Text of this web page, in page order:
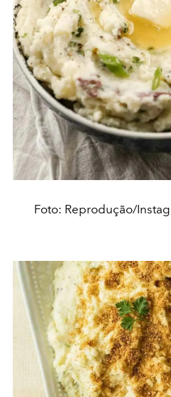
Foto: Reprodução/